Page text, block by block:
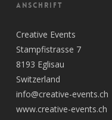
ANSCHRIFT
Creative Events
Stampfistrasse 7
8193 Eglisau
Switzerland
info@creative-events.ch
www.creative-events.ch